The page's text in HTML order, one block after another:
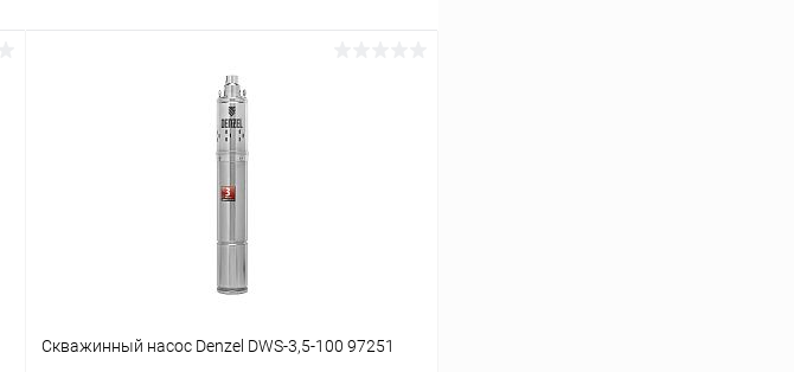
Скважинный насос Denzel DWS-3,5-100 97251